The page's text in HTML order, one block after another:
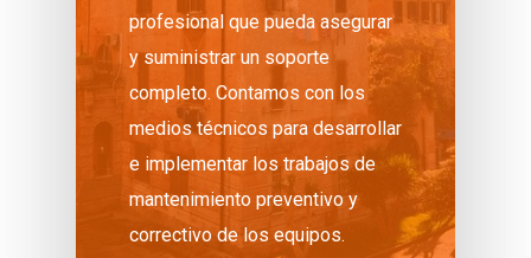
profesional que pueda asegurar
y suministrar un soporte
completo. Contamos con los
medios técnicos para desarrollar
e implementar los trabajos de
mantenimiento preventivo y
correctivo de los equipos.